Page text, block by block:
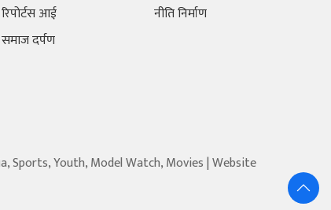
रिपोर्टस आई
समाज दर्पण
नीति निर्माण
Sports, Youth, Model Watch, Movies | Website